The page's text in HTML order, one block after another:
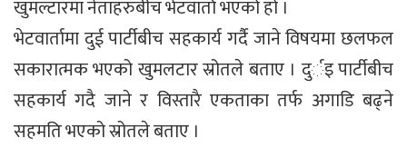
खुमल्टारमा नेताहरुबीच भेटवार्ता भएको हो ।
भेटवार्तामा दुई पार्टीबीच सहकार्य गर्दै जाने विषयमा छलफल
सकारात्मक भएको खुमलटार स्रोतले बताए । दुर्इ पार्टीबीच
सहकार्य गदै जाने र विस्तारै एकताका तर्फ अगाडि बढ्ने
सहमति भएको स्रोतले बताए ।